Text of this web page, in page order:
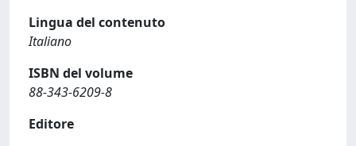
Lingua del contenuto
Italiano
ISBN del volume
88-343-6209-8
Editore